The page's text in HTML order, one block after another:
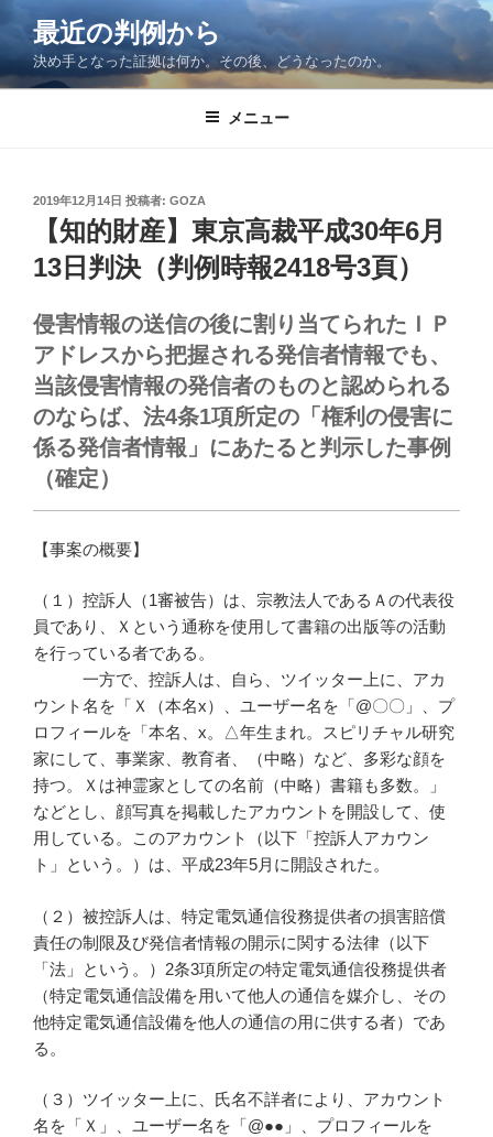
コ
テ
ン
最近の判例から
決め手となった証拠は何か。その後、どうなったのか。
メニュー
投
2019年12月14日 投稿者: GOZA
【知的財産】東京高裁平成30年6月
13日判決（判例時報2418号3頁）
侵害情報の送信の後に割り当てられたＩＰ
アドレスから把握される発信者情報でも、
当該侵害情報の発信者のものと認められる
のならば、法4条1項所定の「権利の侵害に
係る発信者情報」にあたると判示した事例
（確定）
【事案の概要】
（１）控訴人（1審被告）は、宗教法人であるＡの代表役
員であり、Ｘという通称を使用して書籍の出版等の活動
を行っている者である。
一方で、控訴人は、自ら、ツイッター上に、アカ
ウント名を「Ｘ（本名x）、ユーザー名を「@〇〇」、プ
ロフィールを「本名、x。△年生まれ。スピリチャル研究
家にして、事業家、教育者、（中略）など、多彩な顔を
持つ。Ｘは神霊家としての名前（中略）書籍も多数。」
などとし、顔写真を掲載したアカウントを開設して、使
用している。このアカウント（以下「控訴人アカウン
ト」という。）は、平成23年5月に開設された。
（２）被控訴人は、特定電気通信役務提供者の損害賠償
責任の制限及び発信者情報の開示に関する法律（以下
「法」という。）2条3項所定の特定電気通信役務提供者
（特定電気通信設備を用いて他人の通信を媒介し、その
他特定電気通信設備を他人の通信の用に供する者）であ
る。
（３）ツイッター上に、氏名不詳者により、アカウント
名を「Ｘ」、ユーザー名を「@●●」、プロフィールを